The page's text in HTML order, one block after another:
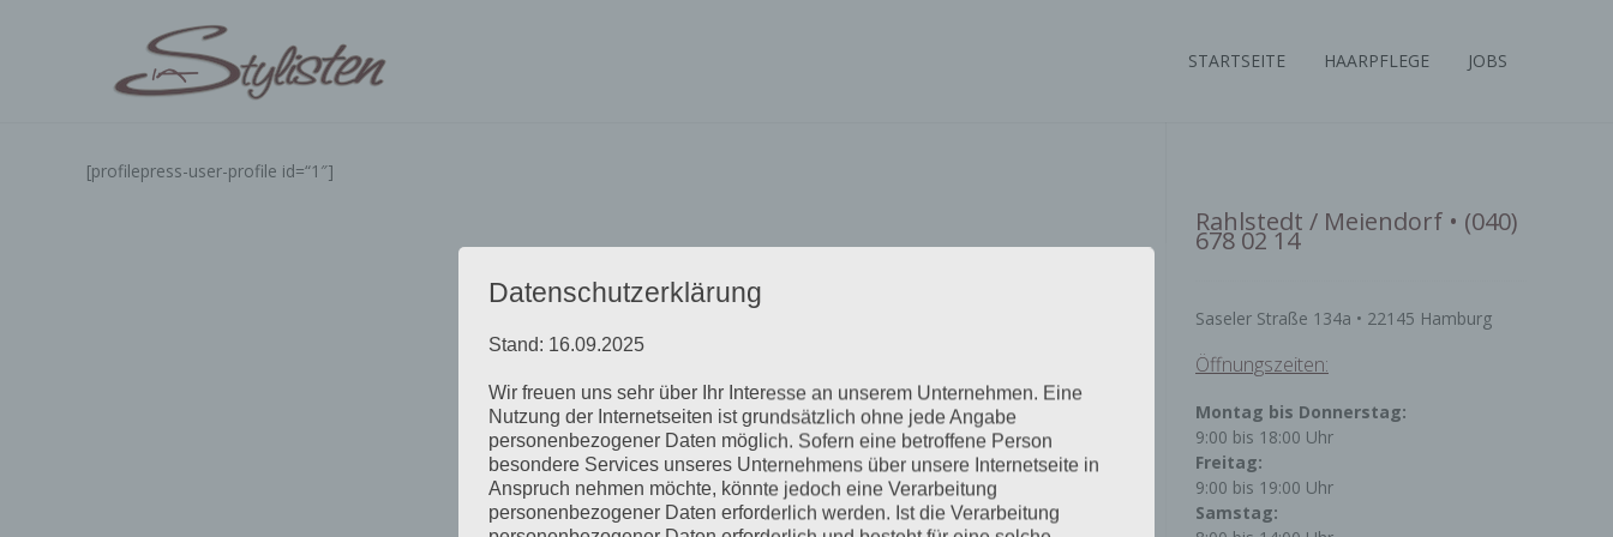
STARTSEITE HAARPFLEGE JOBS
[profilepress-user-profile id=“1″]
Rahlstedt / Meiendorf • (040)
678 02 14
Saseler Straße 134a • 22145 Hamburg
Öffnungszeiten:
Montag bis Donnerstag:
9:00 bis 18:00 Uhr
Freitag:
9:00 bis 19:00 Uhr
Samstag:
Datenschutzerklärung
Stand: 16.09.2025
Wir freuen uns sehr über Ihr Interesse an unserem Unternehmen. Eine
Nutzung der Internetseiten ist grundsätzlich ohne jede Angabe
personenbezogener Daten möglich. Sofern eine betroffene Person
besondere Services unseres Unternehmens über unsere Internetseite in
Anspruch nehmen möchte, könnte jedoch eine Verarbeitung
personenbezogener Daten erforderlich werden. Ist die Verarbeitung